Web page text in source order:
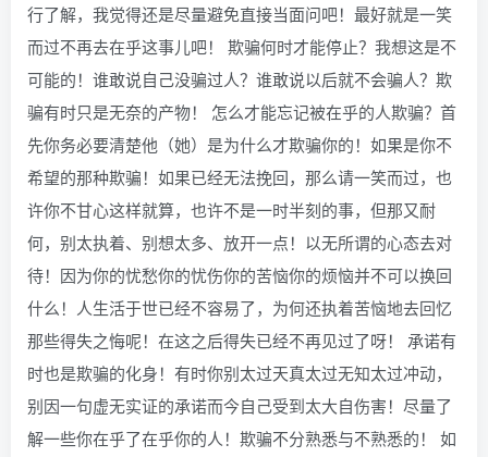
行了解，我觉得还是尽量避免直接当面问吧！最好就是一笑
而过不再去在乎这事儿吧！ 欺骗何时才能停止？我想这是不
可能的！谁敢说自己没骗过人？谁敢说以后就不会骗人？欺
骗有时只是无奈的产物！ 怎么才能忘记被在乎的人欺骗？首
先你务必要清楚他（她）是为什么才欺骗你的！如果是你不
希望的那种欺骗！如果已经无法挽回，那么请一笑而过，也
许你不甘心这样就算，也许不是一时半刻的事，但那又耐
何，别太执着、别想太多、放开一点！以无所谓的心态去对
待！因为你的忧愁你的忧伤你的苦恼你的烦恼并不可以换回
什么！人生活于世已经不容易了，为何还执着苦恼地去回忆
那些得失之悔呢！在这之后得失已经不再见过了呀！ 承诺有
时也是欺骗的化身！有时你别太过天真太过无知太过冲动，
别因一句虚无实证的承诺而今自己受到太大自伤害！尽量了
解一些你在乎了在乎你的人！欺骗不分熟悉与不熟悉的！ 如